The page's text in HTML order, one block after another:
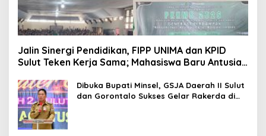
Jalin Sinergi Pendidikan, FIPP UNIMA dan KPID
Sulut Teken Kerja Sama; Mahasiswa Baru Antusias
Dibuka Bupati Minsel, GSJA Daerah II Sulut
dan Gorontalo Sukses Gelar Rakerda di